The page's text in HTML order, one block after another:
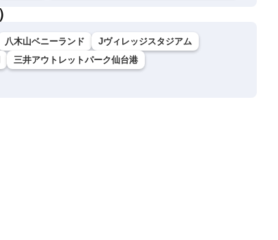
八木山ベニーランド
Jヴィレッジスタジアム
三井アウトレットパーク仙台港